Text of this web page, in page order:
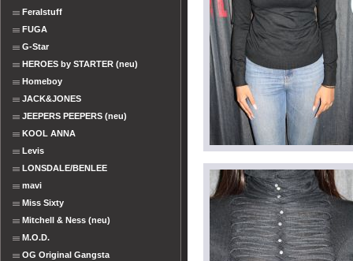
Feralstuff
FUGA
G-Star
HEROES by STARTER (neu)
Homeboy
JACK&JONES
JEEPERS PEEPERS (neu)
KOOL ANNA
Levis
LONSDALE/BENLEE
mavi
Miss Sixty
Mitchell & Ness (neu)
M.O.D.
OG Original Gangsta